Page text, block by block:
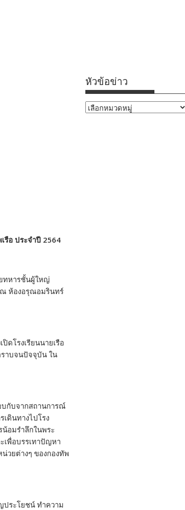
รือ ประจำปี 2564
ทหารชั้นผู้ใหญ่
ณ ห้องอรุณอมรินทร์
ดโรงเรียนนายเรือ
ราบจนปัจจุบัน ใน
กับจากสถานการณ์
ดินทางไปโรง
อมรำลึกในพระ
เพื่อบรรเทาปัญหา
วยต่างๆ ของกองทัพ
ประโยชน์ ทำความ
หัวข้อข่าว
หัวข้อ